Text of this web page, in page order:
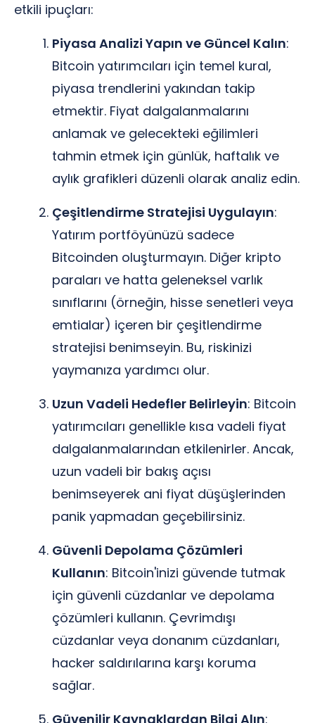
etkili ipuçları:
Piyasa Analizi Yapın ve Güncel Kalın:
Bitcoin yatırımcıları için temel kural,
piyasa trendlerini yakından takip
etmektir. Fiyat dalgalanmalarını
anlamak ve gelecekteki eğilimleri
tahmin etmek için günlük, haftalık ve
aylık grafikleri düzenli olarak analiz edin.
Çeşitlendirme Stratejisi Uygulayın:
Yatırım portföyünüzü sadece
Bitcoinden oluşturmayın. Diğer kripto
paraları ve hatta geleneksel varlık
sınıflarını (örneğin, hisse senetleri veya
emtialar) içeren bir çeşitlendirme
stratejisi benimseyin. Bu, riskinizi
yaymanıza yardımcı olur.
Uzun Vadeli Hedefler Belirleyin: Bitcoin
yatırımcıları genellikle kısa vadeli fiyat
dalgalanmalarından etkilenirler. Ancak,
uzun vadeli bir bakış açısı
benimseyerek ani fiyat düşüşlerinden
panik yapmadan geçebilirsiniz.
Güvenli Depolama Çözümleri
Kullanın: Bitcoin'inizi güvende tutmak
için güvenli cüzdanlar ve depolama
çözümleri kullanın. Çevrimdışı
cüzdanlar veya donanım cüzdanları,
hacker saldırılarına karşı koruma
sağlar.
Güvenilir Kaynaklardan Bilgi Alın: